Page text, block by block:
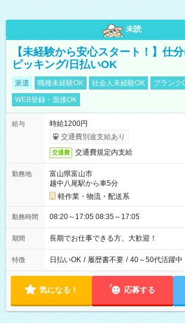
未読
【未経験から安心スタート！】仕
ピッキング/日払いOK
派遣 職種未経験OK 社会人未経験OK
ブランク
WEB登録・面接OK
給与
時給1200円
交通費別途支給あり
交通費 交通費規定内支給
勤務地
富山県富山市
越中八尾駅から車5分
軽作業・物流・配送系
勤務時間 08:20～17:05 08:35～17:05
期間 長期でお仕事できる方、大歓迎！
特徴 日払いOK / 履歴書不要 / 40～50代活躍中
気になる！ 応募する